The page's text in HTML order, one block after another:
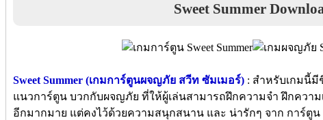
Sweet Summer
Sweet Summer (เกมการ์ตูนผจญภัย สวีท ซัมเมอร์) : สำหรับเกมนี้มี
แนวการ์ตูน บวกกับผจญภัย ที่ให้ผู้เล่นสามารถฝึกความจำ ฝึกควา
อีกมากมาย แต่คงไว้ด้วยความสนุกสนาน และ น่ารักๆ จาก การ์ตูน